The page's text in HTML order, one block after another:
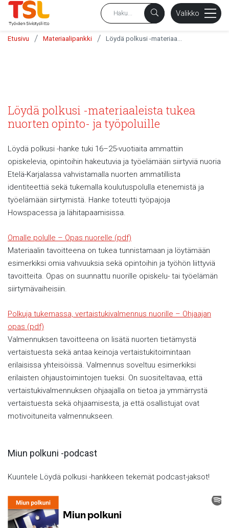
Valikko
Etusivu / Materiaalipankki /
Löydä polkusi -materiaaleista tukea
nuorten opinto- ja työpoluille
Löydä polkusi -hanke tuki 16–25-vuotiaita ammattiin
opiskelevia, opintoihin hakeutuvia ja työelämään siirtyviä nuoria
Etelä-Karjalassa vahvistamalla nuorten ammatillista
identiteettiä sekä tukemalla koulutuspolulla etenemistä ja
työelämään siirtymistä. Hanke toteutti työpajoja
Howspacessa ja lähitapaamisissa.
Omalle polulle – Opas nuorelle (pdf)
Materiaalin tavoitteena on tukea tunnistamaan ja löytämään
esimerkiksi omia vahvuuksia sekä opintoihin ja työhön liittyviä
tavoitteita. Opas on suunnattu nuorille opiskelu- tai työelämän
siirtymävaiheisiin.
Polkuja tukemassa, vertaistukivalmennus nuorille – Ohjaajan
opas (pdf)
Valmennuksen tavoitteena on lisätä nuorten tietämystä
vertaistuesta sekä antaa keinoja vertaistukitoimintaan
erilaisissa yhteisöissä. Valmennus soveltuu esimerkiksi
erilaisten ohjaustoimintojen tueksi. On suositeltavaa, että
vertaistukivalmennuksen ohjaajalla on tietoa ja ymmärrystä
vertaistuesta sekä ohjaamisesta, ja että osallistujat ovat
motivoituneita valmennukseen.
Miun polkuni -podcast
Kuuntele Löydä polkusi -hankkeen tekemät podcast-jaksot!